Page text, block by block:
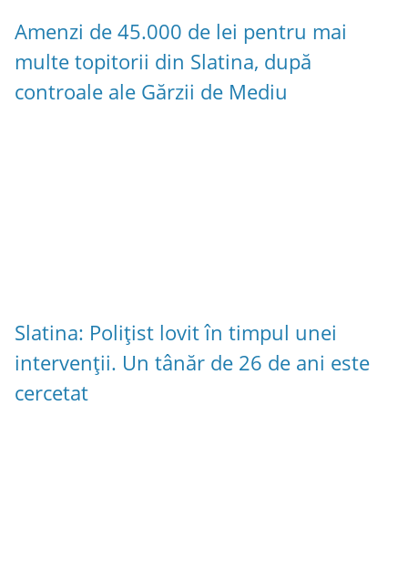
Amenzi de 45.000 de lei pentru mai
multe topitorii din Slatina, după
controale ale Gărzii de Mediu
Slatina: Polițist lovit în timpul unei
intervenții. Un tânăr de 26 de ani este
cercetat